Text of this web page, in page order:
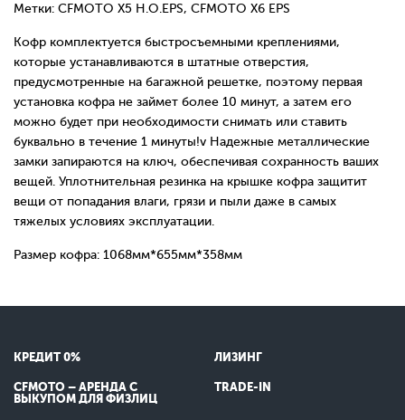
Метки: CFMOTO X5 H.O.EPS, CFMOTO X6 EPS
Кофр комплектуется быстросъемными креплениями,
которые устанавливаются в штатные отверстия,
предусмотренные на багажной решетке, поэтому первая
установка кофра не займет более 10 минут, а затем его
можно будет при необходимости снимать или ставить
буквально в течение 1 минуты!v Надежные металлические
замки запираются на ключ, обеспечивая сохранность ваших
вещей. Уплотнительная резинка на крышке кофра защитит
вещи от попадания влаги, грязи и пыли даже в самых
тяжелых условиях эксплуатации.
Размер кофра: 1068мм*655мм*358мм
КРЕДИТ 0% ЛИЗИНГ
CFMOTO – АРЕНДА С
ВЫКУПОМ ДЛЯ ФИЗЛИЦ
TRADE-IN